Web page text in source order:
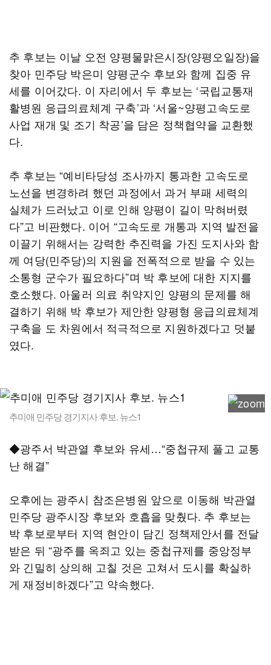
추 후보는 이날 오전 양평물맑은시장(양평오일장)을
찾아 민주당 박은미 양평군수 후보와 함께 집중 유
세를 이어갔다. 이 자리에서 두 후보는 ‘국립교통재
활병원 응급의료체계 구축’과 ‘서울~양평고속도로
사업 재개 및 조기 착공’을 담은 정책협약을 교환했
다.
추 후보는 “예비타당성 조사까지 통과한 고속도로
노선을 변경하려 했던 과정에서 과거 부패 세력의
실체가 드러났고 이로 인해 양평이 길이 막혀버렸
다”고 비판했다. 이어 “고속도로 개통과 지역 발전을
이끌기 위해서는 강력한 추진력을 가진 도지사와 함
께 여당(민주당)의 지원을 전폭적으로 받을 수 있는
소통형 군수가 필요하다”며 박 후보에 대한 지지를
호소했다. 아울러 의료 취약지인 양평의 문제를 해
결하기 위해 박 후보가 제안한 양평형 응급의료체계
구축을 도 차원에서 적극적으로 지원하겠다고 덧붙
였다.
추미애 민주당 경기지사 후보. 뉴스1
◆광주서 박관열 후보와 유세…“중첩규제 풀고 교통
난 해결”
오후에는 광주시 참조은병원 앞으로 이동해 박관열
민주당 광주시장 후보와 호흡을 맞췄다. 추 후보는
박 후보로부터 지역 현안이 담긴 정책제안서를 전달
받은 뒤 “광주를 옥죄고 있는 중첩규제를 중앙정부
와 긴밀히 상의해 고칠 것은 고쳐서 도시를 확실하
게 재정비하겠다”고 약속했다.